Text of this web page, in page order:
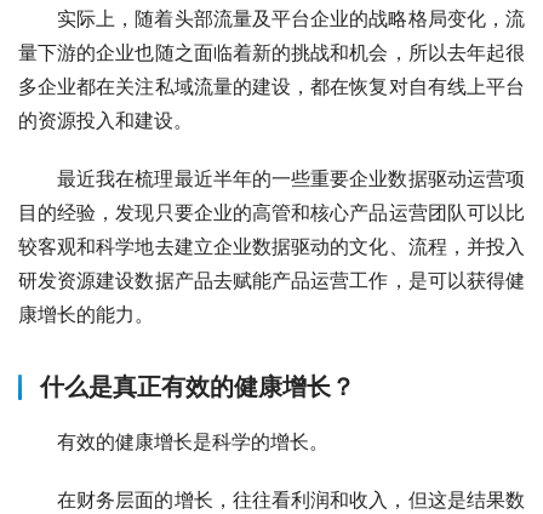
实际上，随着头部流量及平台企业的战略格局变化，流
量下游的企业也随之面临着新的挑战和机会，所以去年起很
多企业都在关注私域流量的建设，都在恢复对自有线上平台
的资源投入和建设。
最近我在梳理最近半年的一些重要企业数据驱动运营项
目的经验，发现只要企业的高管和核心产品运营团队可以比
较客观和科学地去建立企业数据驱动的文化、流程，并投入
研发资源建设数据产品去赋能产品运营工作，是可以获得健
康增长的能力。
什么是真正有效的健康增长？
有效的健康增长是科学的增长。
在财务层面的增长，往往看利润和收入，但这是结果数